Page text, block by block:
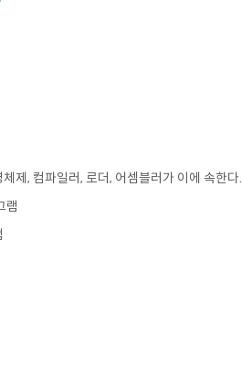
제, 컴파일러, 로더, 어셈블러가 이에 속한다.
램